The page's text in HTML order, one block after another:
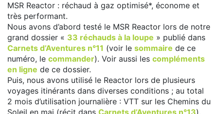
MSR Reactor : réchaud à gaz optimisé*, économe et
très performant.
Nous avons d’abord testé le MSR Reactor lors de notre
grand dossier « 33 réchauds à la loupe » publié dans
Carnets d’Aventures n°11 (voir le sommaire de ce
numéro, le commander). Voir aussi les compléments
en ligne de ce dossier.
Puis, nous avons utilisé le Reactor lors de plusieurs
voyages itinérants dans diverses conditions ; au total
2 mois d’utilisation journalière : VTT sur les Chemins du